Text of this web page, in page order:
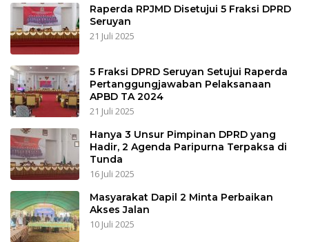
Raperda RPJMD Disetujui 5 Fraksi DPRD
Seruyan
21 Juli 2025
5 Fraksi DPRD Seruyan Setujui Raperda
Pertanggungjawaban Pelaksanaan
APBD TA 2024
21 Juli 2025
Hanya 3 Unsur Pimpinan DPRD yang
Hadir, 2 Agenda Paripurna Terpaksa di
Tunda
16 Juli 2025
Masyarakat Dapil 2 Minta Perbaikan
Akses Jalan
10 Juli 2025